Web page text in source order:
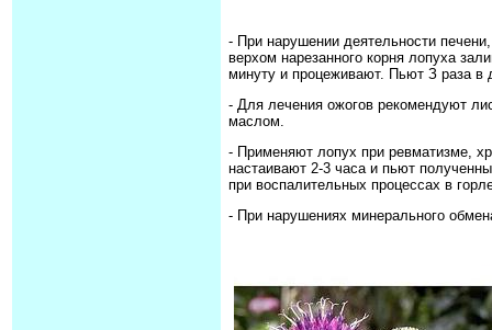
- При нарушении деятельности
верхом нарезанного корня лопуха
минуту и процеживают. Пьют З раза в
- Для лечения ожогов рекомендуют
маслом.
- Применяют лопух при ревматизме,
настаивают 2-3 часа и пьют
при воспалительных процессах в
- При нарушениях минерального